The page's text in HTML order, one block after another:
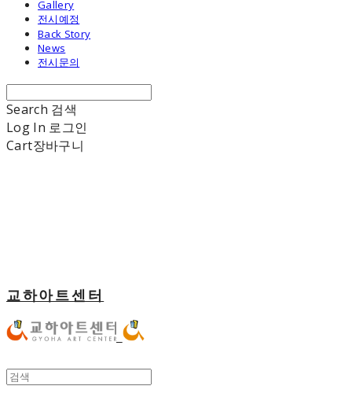
Gallery
전시예정
Back Story
News
전시문의
Search 검색
Log In 로그인
Cart장바구니
교하아트센터